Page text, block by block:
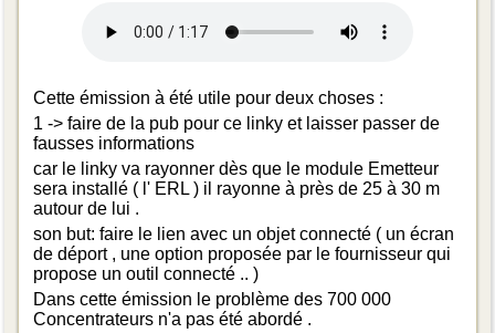
Cette émission à été utile pour deux choses :
1 -> faire de la pub pour ce linky et laisser passer de
fausses informations
car le linky va rayonner dès que le module Emetteur
sera installé ( l' ERL ) il rayonne à près de 25 à 30 m
autour de lui .
son but: faire le lien avec un objet connecté ( un écran
de déport , une option proposée par le fournisseur qui
propose un outil connecté .. )
Dans cette émission le problème des 700 000
Concentrateurs n'a pas été abordé .